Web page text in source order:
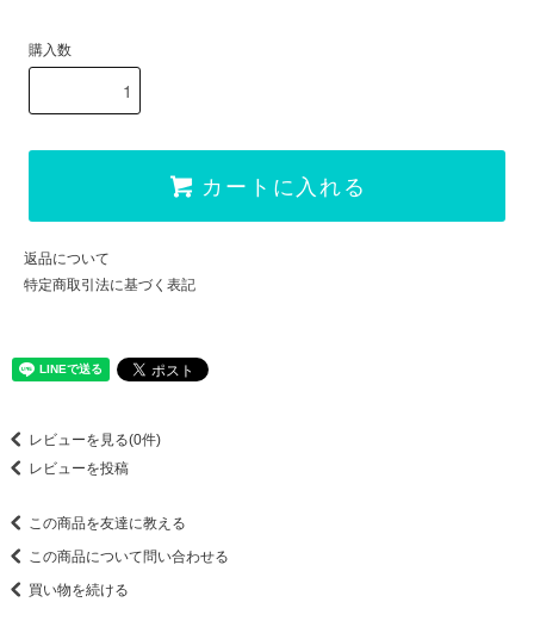
購入数
カートに入れる
返品について
特定商取引法に基づく表記
レビューを見る(0件)
レビューを投稿
この商品を友達に教える
この商品について問い合わせる
買い物を続ける